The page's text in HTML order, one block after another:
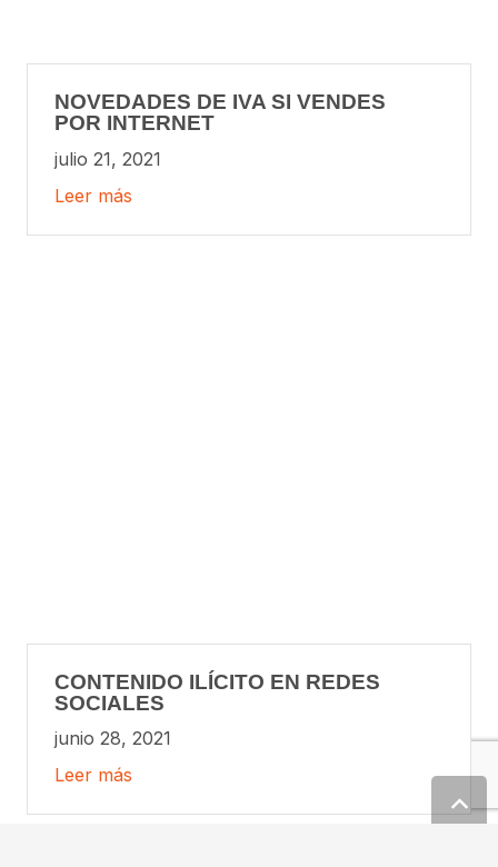
NOVEDADES DE IVA SI VENDES
POR INTERNET
julio 21, 2021
Leer más
CONTENIDO ILÍCITO EN REDES
SOCIALES
junio 28, 2021
Leer más